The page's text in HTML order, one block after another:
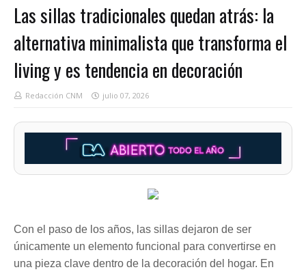
Las sillas tradicionales quedan atrás: la
alternativa minimalista que transforma el
living y es tendencia en decoración
Redacción CNM julio 07, 2026
Con el paso de los años, las sillas dejaron de ser
únicamente un elemento funcional para convertirse en
una pieza clave dentro de la decoración del hogar. En